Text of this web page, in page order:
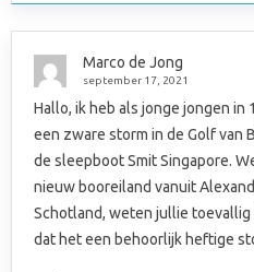
Marco de Jong
september 17, 2021
Hallo, ik heb als jonge jongen in
een zware storm in de Golf van
de sleepboot Smit Singapore.
nieuw booreiland vanuit
Schotland, weten jullie
dat het een behoorlijk heftige